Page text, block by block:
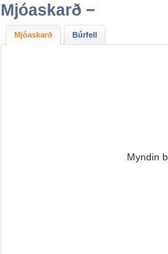
Mjóaskarð −
Mjóaskarð Búrfell
Myndin